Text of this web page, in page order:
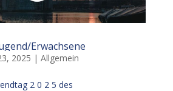
Erwachsene
2025 | Allgemein
2 0 2 5 des